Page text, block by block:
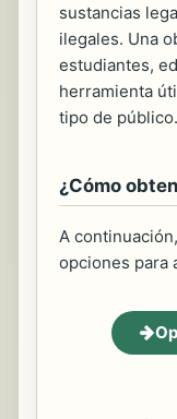
sustancias
ilegales. Una
estudiantes,
herramienta
tipo de público.
¿Cómo
A
opciones para